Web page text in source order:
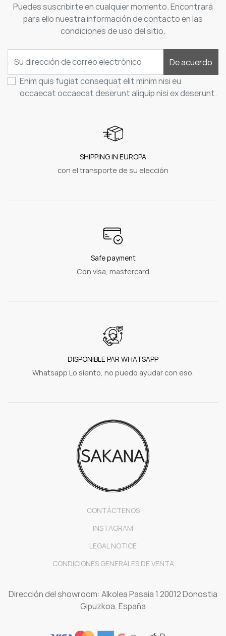
Puedes suscribirte en cualquier momento. Encontrará
para ello nuestra información de contacto en las
condiciones de uso del sitio.
De acuerdo
Enim quis fugiat consequat elit minim nisi eu
occaecat occaecat deserunt aliquip nisi ex deserunt.
SHIPPING IN EUROPA
con el transporte de su elección
Safe payment
Con visa, mastercard
DISPONIBLE PAR WHATSAPP
Whatsapp Lo siento, no puedo ayudar con eso.
CONTÁCTENOS
INSTAGRAM
LEGAL NOTICE
CONDICIONES GENERALES DE VENTA
Dirección del showroom: Alkolea Pasaia 1 20012 Donostia
Gipuzkoa, España